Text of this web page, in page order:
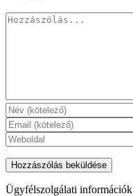
Hozzászólás
Ügyfélszolgálati információk